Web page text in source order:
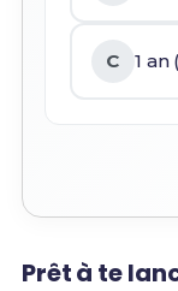
C 1 an
Prêt à te